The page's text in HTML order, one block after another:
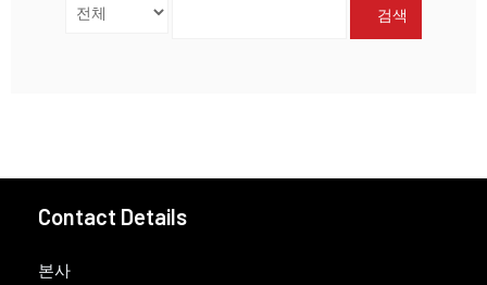
검색
Contact Details
본사